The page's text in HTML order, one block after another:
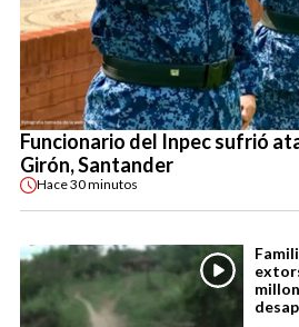
Funcionario del Inpec sufrió
Girón, Santander
Hace30 minutos